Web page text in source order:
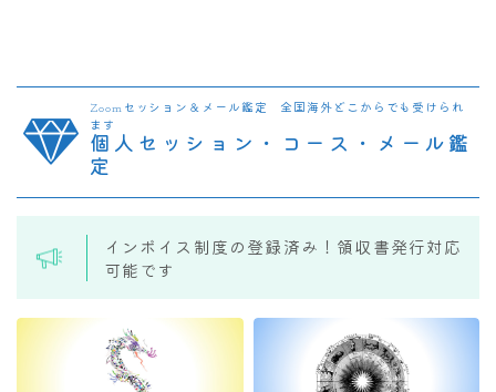
Zoomセッション＆メール鑑定 全国海外どこからでも受けられ
ます
個人セッション・コース・メール鑑
定
インボイス制度の登録済み！領収書発行対応
可能です